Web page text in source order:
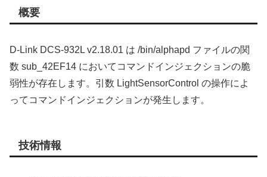
概要
D-Link DCS-932L v2.18.01 は /bin/alphapd ファイルの関
数 sub_42EF14 においてコマンドインジェクションの脆
弱性が存在します。引数 LightSensorControl の操作によ
ってコマンドインジェクションが発生します。
技術情報